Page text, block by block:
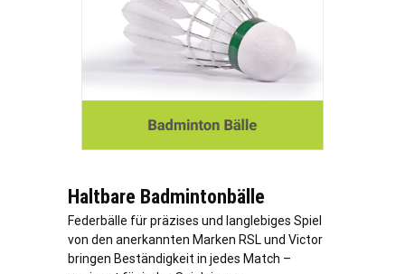
Haltbare Badmintonbälle
Federbälle für präzises und langlebiges Spiel
von den anerkannten Marken RSL und Victor
bringen Beständigkeit in jedes Match –